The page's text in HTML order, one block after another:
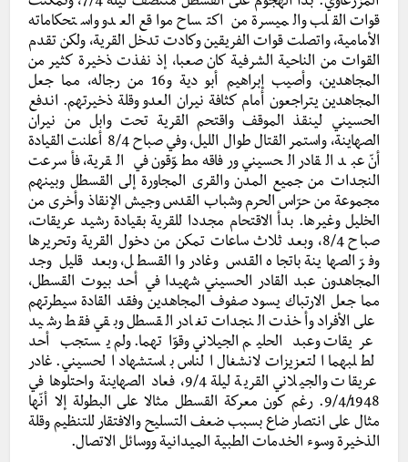
قوات القلب والميسرة من اكتساح مواقع العدو واستحكاماته
الأمامية، واتصلت قوات الفريقين وكادت تدخل القرية، ولكن تقدم
القوات من الناحية الشرفية كان صعبا، إذ نفذت ذخيرة كثير من
المجاهدين، وأصيب إبراهيم أبو دية و16 من رجاله، مما جعل
المجاهدين يتراجعون أمام كثافة نيران العدو وقلة ذخيرتهم. اندفع
الحسيني لينقذ الموقف واقتحم القرية تحت وابل من نيران
الصهاينة، واستمر القتال طوال الليل، وفي صباح 8/4 أعلنت القيادة
أنّ عبد القادر الحسيني ورفاقه مطوّقون في القرية، فأسرعت
النجدات من جميع المدن والقرى المجاورة إلى القسطل وبينهم
مجموعة من حرّاس الحرم وشباب القدس وجيش الإنقاذ وأخرى من
الخليل وغيرها. بدأ الاقتحام مجددا للقرية بقيادة رشيد عريقات،
صباح 8/4، وبعد ثلاث ساعات تمكن من دخول القرية وتحريرها
وفرّ الصهاينة باتجاه القدس وغادروا القسطل، وبعد قليل وجد
المجاهدون عبد القادر الحسيني شهيدا في أحد بيوت القسطل،
مما جعل الارتباك يسود صفوف المجاهدين وفقد القادة سيطرتهم
على الأفراد وأخذت النجدات تغادر القسطل وبقي فقط رشيد
عريقات وعبد الحليم الجيلاني وقوّاتهما. ولم يستجب أحد
لطلبهما التعزيزات لانشغال الناس باستشهاد الحسيني. غادر
عريقات والجيلاني القرية ليلة 9/4، فعاد الصهاينة واحتلوها في
9/4/1948. رغم كون معركة القسطل مثالا على البطولة إلا أنّها
مثال على انتصار ضاع بسبب ضعف التسليح والافتقار للتنظيم وقلة
الذخيرة وسوء الخدمات الطبية الميدانية ووسائل الاتصال.